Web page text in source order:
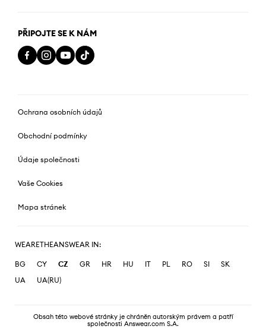
PŘIPOJTE SE K NÁM
Ochrana osobních údajů
Obchodní podmínky
Údaje společnosti
Vaše Cookies
Mapa stránek
WEARETHEANSWEAR IN:
BG CY CZ GR HR HU IT PL RO SI
SK
UA
UA(RU)
Obsah této webové stránky je chráněn autorským právem a patří
společnosti Answear.com S.A.